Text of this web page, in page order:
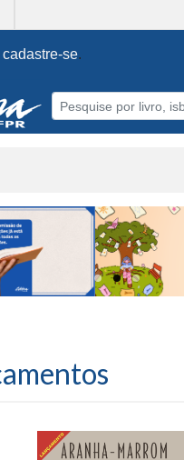
cadastre-se.